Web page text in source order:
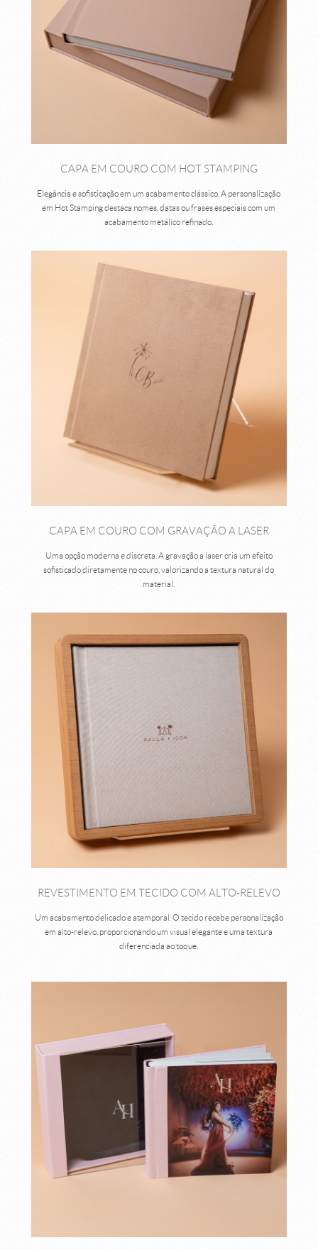
CAPA EM COURO COM HOT STAMPING
Elegância e sofisticação em um acabamento clássico. A personalização
em Hot Stamping destaca nomes, datas ou frases especiais com um
acabamento metálico refinado.
CAPA EM COURO COM GRAVAÇÃO A LASER
Uma opção moderna e discreta. A gravação a laser cria um efeito
sofisticado diretamente no couro, valorizando a textura natural do
material.
REVESTIMENTO EM TECIDO COM ALTO-RELEVO
Um acabamento delicado e atemporal. O tecido recebe personalização
em alto-relevo, proporcionando um visual elegante e uma textura
diferenciada ao toque.